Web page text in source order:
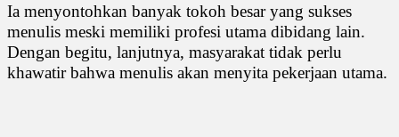
Ia menyontohkan banyak tokoh besar yang sukses
menulis meski memiliki profesi utama dibidang lain.
Dengan begitu, lanjutnya, masyarakat tidak perlu
khawatir bahwa menulis akan menyita pekerjaan utama.